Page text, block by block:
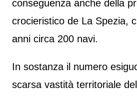
conseguenza anche della
crocieristico de La Spezia,
anni circa 200 navi.
In sostanza il numero
scarsa vastità territoriale